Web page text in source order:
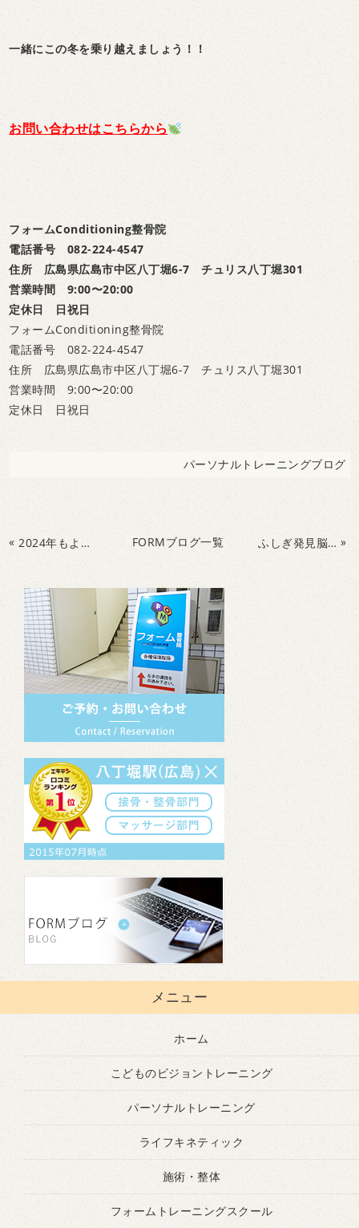
一緒にこの冬を乗り越えましょう！！
お問い合わせはこちらから
フォームConditioning整骨院
電話番号 082-224-4547
住所 広島県広島市中区八丁堀6-7 チュリス八丁堀301
営業時間 9:00〜20:00
定休日 日祝日
フォームConditioning整骨院
電話番号 082-224-4547
住所 広島県広島市中区八丁堀6-7 チュリス八丁堀301
営業時間 9:00〜20:00
定休日 日祝日
パーソナルトレーニングブログ
« 2024年もよろしくお願いいたします！ FORMブログ一覧 ふしぎ発見脳について »
メニュー
ホーム
こどものビジョントレーニング
パーソナルトレーニング
ライフキネティック
施術・整体
フォームトレーニングスクール